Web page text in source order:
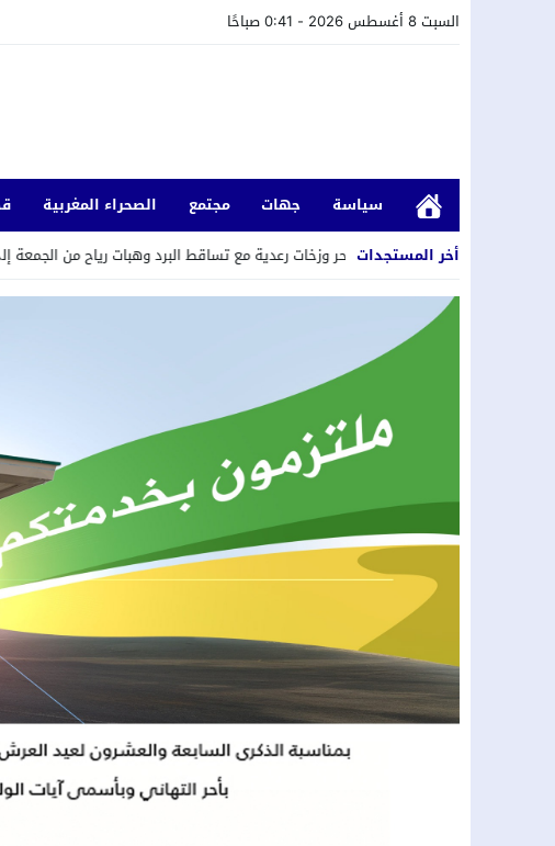
السبت 8 أغسطس 2026 - 0:41 صباحًا
سياسة جهات مجتمع الصحراء المغربية
أخر المستجدات
موجة حر وزخات رعدية مع تساقط البرد وهبات رياح من الجمعة إلى الأحد بعدد من